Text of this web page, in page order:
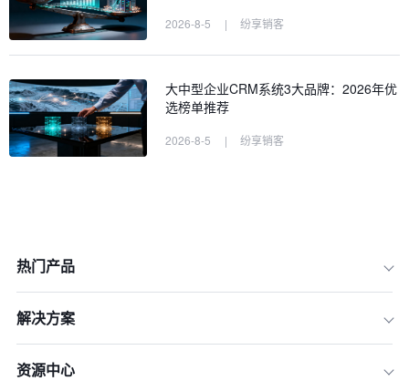
2026-8-5 | 纷享销客
大中型企业CRM系统3大品牌：2026年优
选榜单推荐
2026-8-5 | 纷享销客
热门产品
解决方案
资源中心